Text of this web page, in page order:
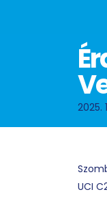
2025.
UCI